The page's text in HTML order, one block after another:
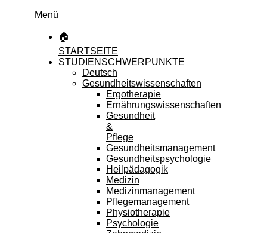
Menü
🏠
STARTSEITE
STUDIENSCHWERPUNKTE
Deutsch
Gesundheitswissenschaften
Ergotherapie
Ernährungswissenschaften
Gesundheit
&
Pflege
Gesundheitsmanagement
Gesundheitspsychologie
Heilpädagogik
Medizin
Medizinmanagement
Pflegemanagement
Physiotherapie
Psychologie